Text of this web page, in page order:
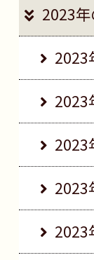
2023年
2023
2023
2023
2023
2023